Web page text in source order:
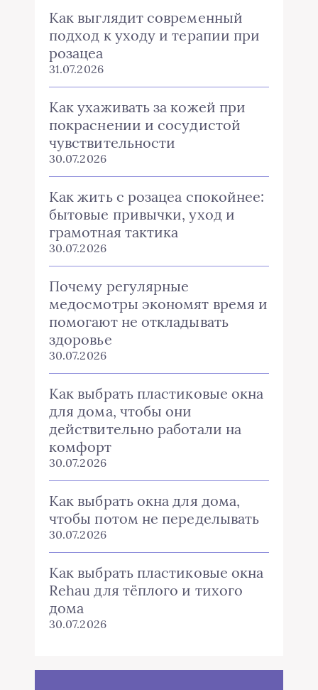
Как выглядит современный
подход к уходу и терапии при
розацеа
31.07.2026
Как ухаживать за кожей при
покраснении и сосудистой
чувствительности
30.07.2026
Как жить с розацеа спокойнее:
бытовые привычки, уход и
грамотная тактика
30.07.2026
Почему регулярные
медосмотры экономят время и
помогают не откладывать
здоровье
30.07.2026
Как выбрать пластиковые окна
для дома, чтобы они
действительно работали на
комфорт
30.07.2026
Как выбрать окна для дома,
чтобы потом не переделывать
30.07.2026
Как выбрать пластиковые окна
Rehau для тёплого и тихого
дома
30.07.2026